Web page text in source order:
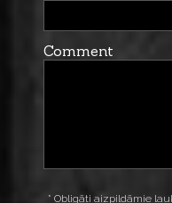
Comment
* Obligāti aizpildāmie